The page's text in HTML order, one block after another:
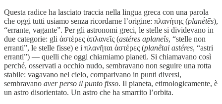
Questa radice ha lasciato traccia nella lingua greca con una parola
che oggi tutti usiamo senza ricordarne l’origine: πλανήτης (planḗtēs),
“errante, vagante”. Per gli astronomi greci, le stelle si dividevano in
due categorie: gli ἀστέρες ἀπλανεῖς (astéres aplaneîs, “stelle non
erranti”, le stelle fisse) e i πλανῆται ἀστέρες (planêtai astéres, “astri
erranti”) — quelli che oggi chiamiamo pianeti. Si chiamavano così
perché, osservati a occhio nudo, sembravano non seguire una rotta
stabile: vagavano nel cielo, comparivano in punti diversi,
sembravano aver perso il punto fisso. Il pianeta, etimologicamente, è
un astro disorientato. Un astro che ha smarrito l’orbita.